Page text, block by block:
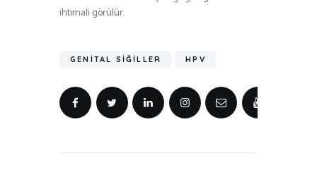
ihtimali görülür.
GENITAL SIĞILLER HPV